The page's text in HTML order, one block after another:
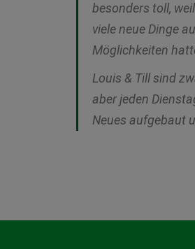
besonders toll,
viele neue Dinge
Möglichkeiten
Louis & Till sind
aber jeden
Neues aufgebaut